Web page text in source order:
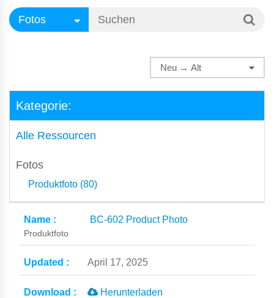
Kategorie:
Alle Ressourcen
Fotos
Produktfoto (80)
BC-602 Product Photo
Produktfoto
April 17, 2025
Herunterladen